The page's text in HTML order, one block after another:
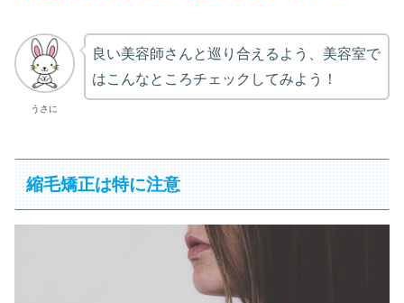
うさに
良い美容師さんと巡り合えるよう、美容室で
はこんなところチェックしてみよう！
縮毛矯正は特に注意